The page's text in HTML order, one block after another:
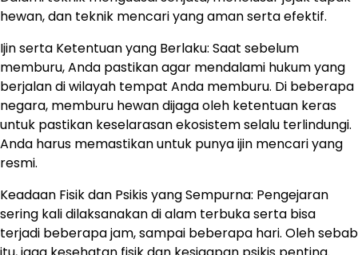
hewan, dan teknik mencari yang aman serta efektif.
Ijin serta Ketentuan yang Berlaku: Saat sebelum
memburu, Anda pastikan agar mendalami hukum yang
berjalan di wilayah tempat Anda memburu. Di beberapa
negara, memburu hewan dijaga oleh ketentuan keras
untuk pastikan keselarasan ekosistem selalu terlindungi.
Anda harus memastikan untuk punya ijin mencari yang
resmi.
Keadaan Fisik dan Psikis yang Sempurna: Pengejaran
sering kali dilaksanakan di alam terbuka serta bisa
terjadi beberapa jam, sampai beberapa hari. Oleh sebab